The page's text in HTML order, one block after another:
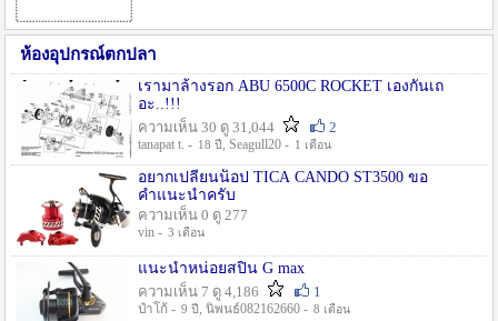
ห้องอุปกรณ์ตกปลา
เรามาล้างรอก ABU 6500C ROCKET เองกันเถ
อะ..!!!
ความเห็น 30 ดู 31,044
2
tanapat t. - 18 ปี , Seagull20 - 1 เดือน
อยากเปลี่ยนน็อป TICA CANDO ST3500 ขอ
คำแนะนำครับ
ความเห็น 0 ดู 277
vin - 3 เดือน
แนะนำหน่อยสปิน G max
ความเห็น 7 ดู 4,186
1
ป๋าโก้ - 9 ปี , นิพนธ์082162660 - 8 เดือน